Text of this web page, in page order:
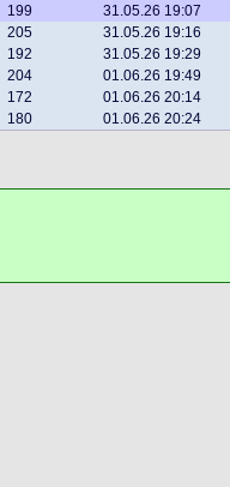
199 31.05.26 19:07
205 31.05.26 19:16
192 31.05.26 19:29
204 01.06.26 19:49
172 01.06.26 20:14
180 01.06.26 20:24